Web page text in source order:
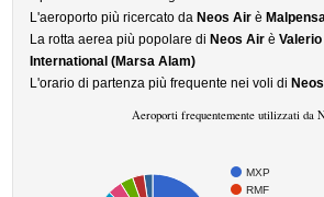
L'aeroporto più ricercato da Neos Air è
La rotta aerea più popolare di Neos Air è
International (Marsa Alam)
L'orario di partenza più frequente nei voli di
Aeroporti frequentemente utilizzati da
MXP
RMF